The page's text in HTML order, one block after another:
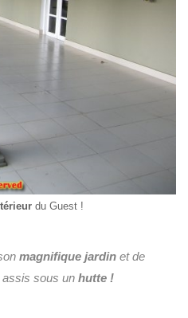
du Guest !
magnifique jardinet de
assis sous un hutte !